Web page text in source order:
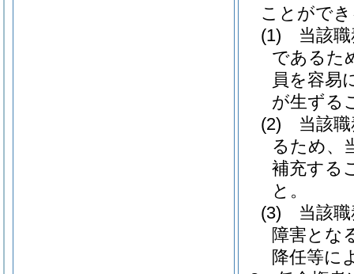
ことがで
(1)
当該
であるた
員を容易
が生ずる
(2)
当該
るため、
補充する
と。
(3)
当該
障害とな
降任等に